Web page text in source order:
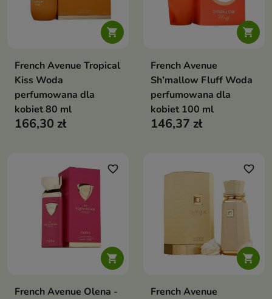

French Avenue Tropical
Kiss Woda
perfumowana dla
kobiet 80 ml
166,30 zł

French Avenue
Sh’mallow Fluff Woda
perfumowana dla
kobiet 100 ml
146,37 zł

favorite_border
French Avenue Olena -

favorite_border
French Avenue